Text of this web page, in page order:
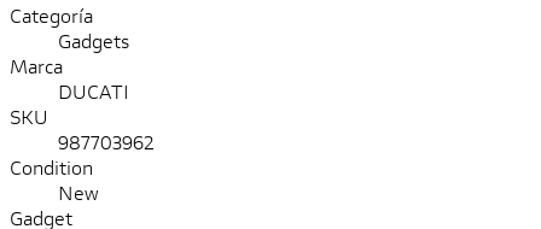
Categoría
Gadgets
Marca
DUCATI
SKU
987703962
Condition
New
Gadget